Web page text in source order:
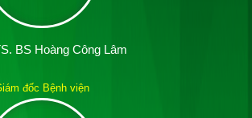
BS Hoàng Công Lâm
đốc Bệnh viện